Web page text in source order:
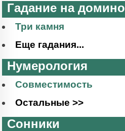
Гадание на домино
Три камня
Еще гадания...
Нумерология
Совместимость
Остальные >>
Сонники